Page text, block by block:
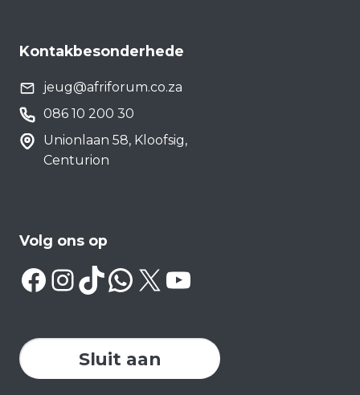
Kontakbesonderhede
jeug@afriforum.co.za
086 10 200 30
Unionlaan 58, Kloofsig,
Centurion
Volg ons op
Facebook
Instagram
TikTok
WhatsApp
X YouTube
Sluit aan